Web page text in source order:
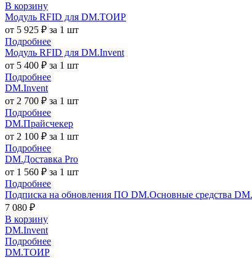
В корзину
Модуль RFID для DM.ТОИР
от 5 925 ₽ за 1 шт
Подробнее
Модуль RFID для DM.Invent
от 5 400 ₽ за 1 шт
Подробнее
DM.Invent
от 2 700 ₽ за 1 шт
Подробнее
DM.Прайсчекер
от 2 100 ₽ за 1 шт
Подробнее
DM.Доставка Pro
от 1 560 ₽ за 1 шт
Подробнее
Подписка на обновления ПО DM.Основные средства
7 080 ₽
В корзину
DM.Invent
Подробнее
DM.ТОИР